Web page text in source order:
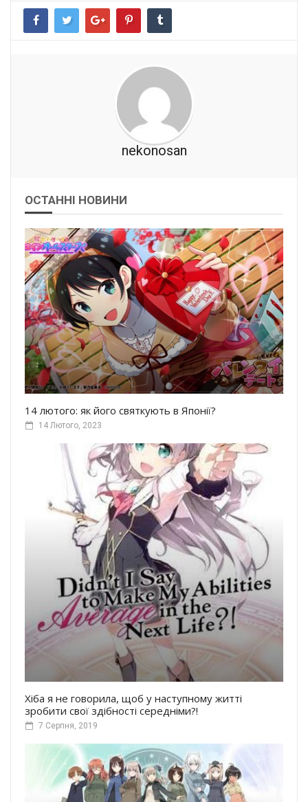
nekonosan
ОСТАННІ НОВИНИ
14 лютого: як його святкують в Японії?
14 Лютого, 2023
Хіба я не говорила, щоб у наступному житті
зробити свої здібності середніми?!
7 Серпня, 2019